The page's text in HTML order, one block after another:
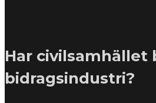
Har civilsamhället
bidragsindustri?